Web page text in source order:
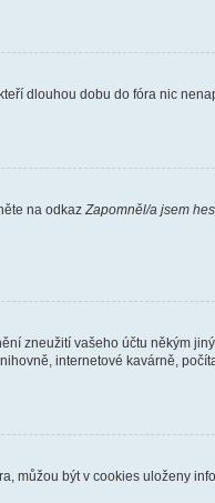
dlouhou dobu do fóra nic
na odkaz Zapomněl/a jsem
zneužití vašeho účtu někým
internetové kavárně,
můžou být v cookies uloženy